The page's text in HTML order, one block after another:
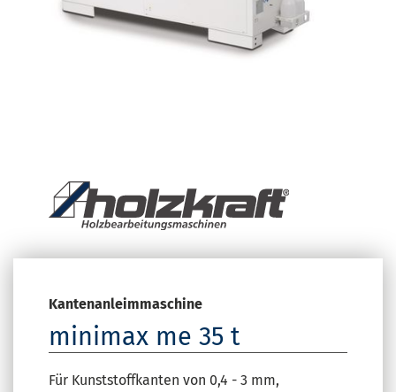
Kantenanleimmaschine
minimax me 35 t
Für Kunststoffkanten von 0,4 - 3 mm,